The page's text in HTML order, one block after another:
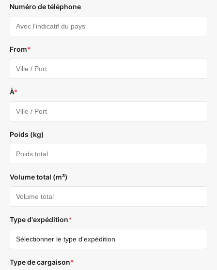
Numéro de téléphone
From*
À*
Poids (kg)
Volume total (m³)
Type d'expédition*
Type de cargaison*